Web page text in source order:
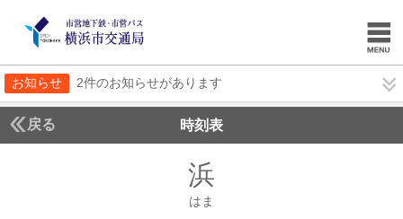
お知らせ 2件のお知らせがあります
戻る 時刻表
浜
はま